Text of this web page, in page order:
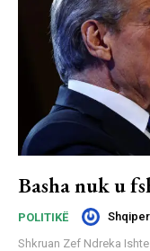
Basha nuk u
POLITIKË
Shkruan Zef Ndreka Ishte e shumë pritur nga mediat, nga demokratët,